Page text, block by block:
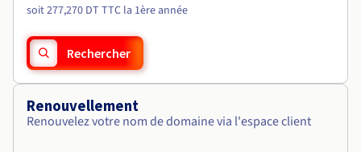
soit 277,270 DT TTC la 1ère année
Rechercher
Renouvellement
Renouvelez votre nom de domaine via l'espace client